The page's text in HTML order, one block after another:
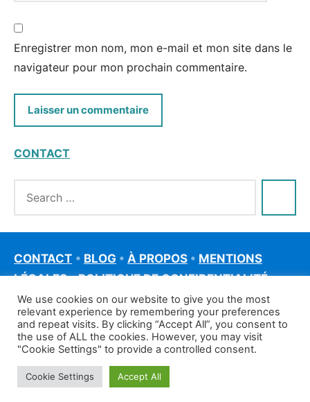
Enregistrer mon nom, mon e-mail et mon site dans le
navigateur pour mon prochain commentaire.
CONTACT
CONTACT • BLOG • À PROPOS • MENTIONS
LÉGALES•POLITIQUE DE CONFIDENTIALITÉ
©francais-rapide.fr
We use cookies on our website to give you the most
relevant experience by remembering your preferences
and repeat visits. By clicking “Accept All”, you consent to
the use of ALL the cookies. However, you may visit
"Cookie Settings" to provide a controlled consent.
Cookie Settings Accept All